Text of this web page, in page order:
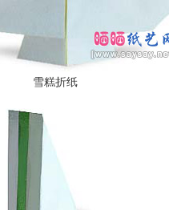
雪糕折纸